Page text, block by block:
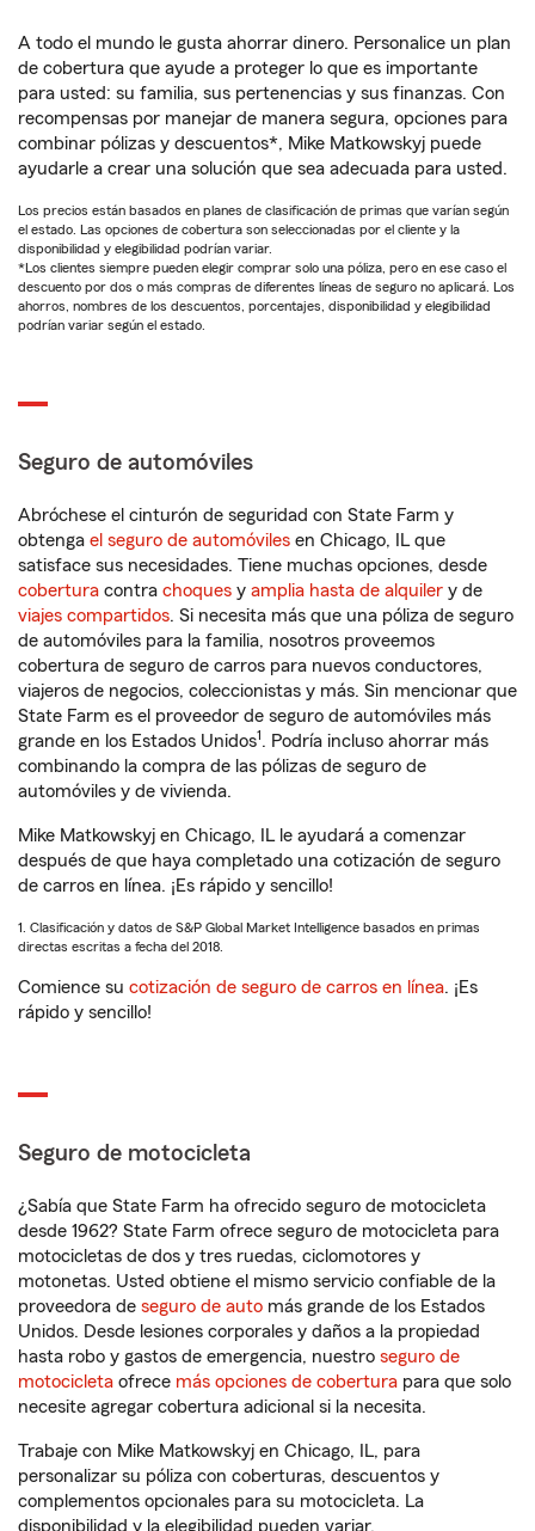
A todo el mundo le gusta ahorrar dinero. Personalice un plan
de cobertura que ayude a proteger lo que es importante
para usted: su familia, sus pertenencias y sus finanzas. Con
recompensas por manejar de manera segura, opciones para
combinar pólizas y descuentos*, Mike Matkowskyj puede
ayudarle a crear una solución que sea adecuada para usted.
Los precios están basados en planes de clasificación de primas que varían según
el estado. Las opciones de cobertura son seleccionadas por el cliente y la
disponibilidad y elegibilidad podrían variar.
*Los clientes siempre pueden elegir comprar solo una póliza, pero en ese caso el
descuento por dos o más compras de diferentes líneas de seguro no aplicará. Los
ahorros, nombres de los descuentos, porcentajes, disponibilidad y elegibilidad
podrían variar según el estado.
Seguro de automóviles
Abróchese el cinturón de seguridad con State Farm y
obtenga el seguro de automóviles en Chicago, IL que
satisface sus necesidades. Tiene muchas opciones, desde
cobertura contra choques y amplia hasta de alquiler y de
viajes compartidos. Si necesita más que una póliza de seguro
de automóviles para la familia, nosotros proveemos
cobertura de seguro de carros para nuevos conductores,
viajeros de negocios, coleccionistas y más. Sin mencionar que
State Farm es el proveedor de seguro de automóviles más
grande en los Estados Unidos1. Podría incluso ahorrar más
combinando la compra de las pólizas de seguro de
automóviles y de vivienda.
Mike Matkowskyj en Chicago, IL le ayudará a comenzar
después de que haya completado una cotización de seguro
de carros en línea. ¡Es rápido y sencillo!
1. Clasificación y datos de S&P Global Market Intelligence basados en primas
directas escritas a fecha del 2018.
Comience su cotización de seguro de carros en línea. ¡Es
rápido y sencillo!
Seguro de motocicleta
¿Sabía que State Farm ha ofrecido seguro de motocicleta
desde 1962? State Farm ofrece seguro de motocicleta para
motocicletas de dos y tres ruedas, ciclomotores y
motonetas. Usted obtiene el mismo servicio confiable de la
proveedora de seguro de auto más grande de los Estados
Unidos. Desde lesiones corporales y daños a la propiedad
hasta robo y gastos de emergencia, nuestro seguro de
motocicleta ofrece más opciones de cobertura para que solo
necesite agregar cobertura adicional si la necesita.
Trabaje con Mike Matkowskyj en Chicago, IL, para
personalizar su póliza con coberturas, descuentos y
complementos opcionales para su motocicleta. La
disponibilidad y la elegibilidad pueden variar.